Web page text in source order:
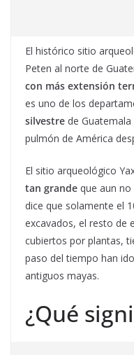
El histórico sitio
Peten al norte de
con más extensión
es uno de los
silvestre de
pulmón de América
El sitio arqueológico
tan grande que aun
dice que solamente el
excavados, el resto de
cubiertos por plantas,
paso del tiempo han
antiguos mayas.
¿Qué